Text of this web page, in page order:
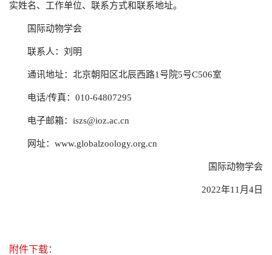
实姓名、工作单位、联系方式和联系地址。
国际动物学会
联系人：刘明
通讯地址：北京朝阳区北辰西路1号院5号C506室
电话/传真：010-64807295
电子邮箱： iszs@ioz.ac.cn
网址：www.globalzoology.org.cn
国际动物学会
2022年11月4日
附件下载：